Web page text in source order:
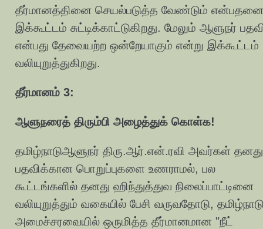
தீர்மானத்தினை செயல்படுத்த வேண்டும் என்பதனை
இக்கூட்டம் சுட்டிக்காட்டுகிறது. மேலும் ஆளுநர்
என்பது தேவையற்ற ஒன்றேயாகும் என்று இக்கூட்டம்
வலியுறுத்துகிறது.
தீர்மானம் 3:
ஆளுநரைத் திரும்பி அழைத்துக் கொள்க!
தமிழ்நாடுஆளுநர் திரு.ஆர்.என்.ரவி அவர்கள் தனது
பதவிக்கான பொறுப்புகளை உணராமல், பல
கூட்டங்களில் தனது ஹிந்துத்துவ நிலைப்பாட்டினை
வலியுறுத்தும் வகையில் பேசி வருவதோடு,
அமைச்சரவையில் ஒருமித்த தீர்மானமான "நீட்